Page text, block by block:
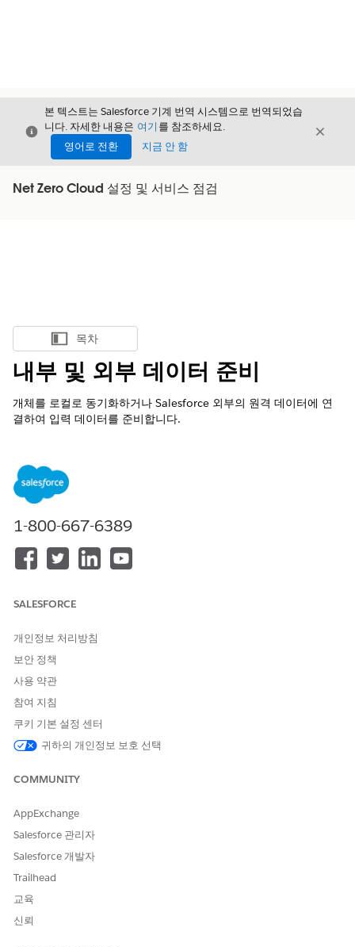
닫기
본 텍스트는 Salesforce 기계 번역 시스템으로 번역되었습
니다. 자세한 내용은 여기 를 참조하세요.
영어로 전환
지금 안 함
닫기
Net Zero Cloud 설정 및 서비스 점검
목차 표시
목차
내부 및 외부 데이터 준비
개체를 로컬로 동기화하거나 Salesforce 외부의 원격 데이터에 연
결하여 입력 데이터를 준비합니다.
지원 제품: Lightning Experience
Edition
로컬 데이터 동기화
범위 3 조달 항목 레코드 및 조달 배출계수 집합 항목 레코드의
공급 체인 활동의 탄소 배출을 예측하기 위해서는 회사의 성장
요합니다.
원격 연결을 만들거나 CSV 파일을 업로드하여 외부 데이터를
CRM Analytics와 동기화합니다.
외부 데이터가 포함된 데이터 집합을 생성하는 앱 만들기
는 성장 요인을 포함하는 외부 데이터를 동기화하는 경우 공급
들고 외부 데이터를 포함하는 CRM Analytics 데이터 집합을 생
성합니다.
1-800-667-6389
SALESFORCE
개인정보 처리방침
보안 정책
사용 약관
참여 지침
쿠키 기본 설정 센터
귀하의 개인정보 보호 선택
COMMUNITY
AppExchange
Salesforce 관리자
Salesforce 개발자
Trailhead
교육
신뢰